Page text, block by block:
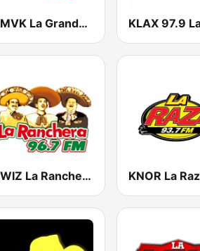
KMVK La Grande 107.5 FM
KWIZ La Ranchera 96.7 FM (US Only)